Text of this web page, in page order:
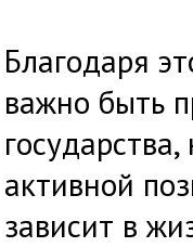
Благодаря
важно быть
активной
зависит в